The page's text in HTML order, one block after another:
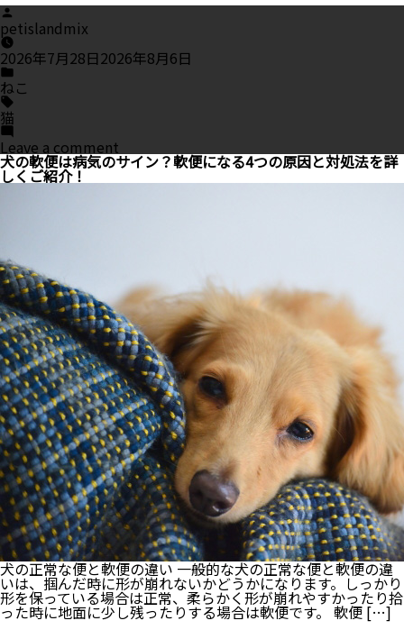
Posted
by
petislandmix
2026年7月28日2026年8月6日
Posted
in
ねこ
Tags:
猫
Leave a comment
猫
が
熱
時
の
症
状
は？
夏
の
暑
さ
対
策
と
予
防
法
を
詳
し
く
ご
紹
介！
犬の軟便は病気のサイン？軟便になる4つの原因と対処法を詳
しくご紹介！
犬の正常な便と軟便の違い 一般的な犬の正常な便と軟便の違
いは、掴んだ時に形が崩れないかどうかになります。しっかり
形を保っている場合は正常、柔らかく形が崩れやすかったり拾
った時に地面に少し残ったりする場合は軟便です。 軟便 […]